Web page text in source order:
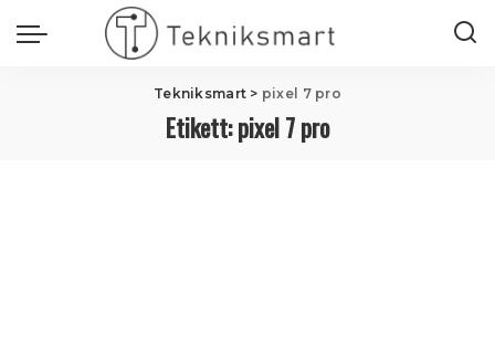
Tekniksmart > pixel 7 pro
Etikett:pixel 7 pro